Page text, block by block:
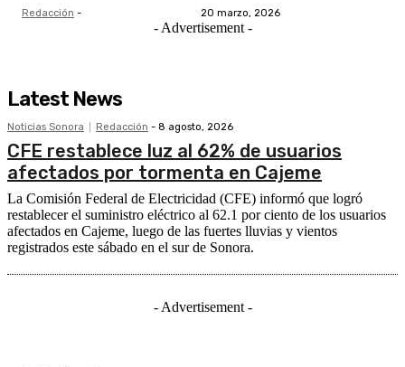
Redacción - 20 marzo, 2026
- Advertisement -
Latest News
Noticias Sonora Redacción - 8 agosto, 2026
CFE restablece luz al 62% de usuarios
afectados por tormenta en Cajeme
La Comisión Federal de Electricidad (CFE) informó que logró
restablecer el suministro eléctrico al 62.1 por ciento de los usuarios
afectados en Cajeme, luego de las fuertes lluvias y vientos
registrados este sábado en el sur de Sonora.
- Advertisement -